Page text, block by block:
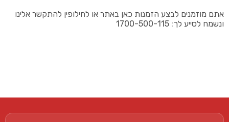
אתם מוזמנים לבצע הזמנות כאן באתר או לחילופין להתקשר אלינו
ונשמח לסייע לך: 1700-500-115